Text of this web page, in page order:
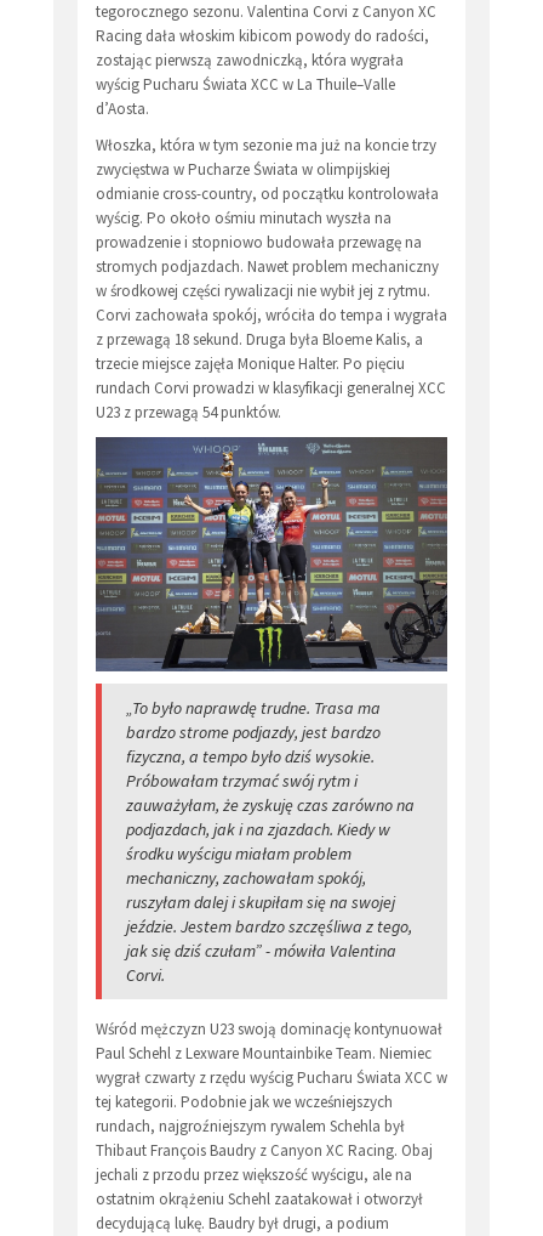
tegorocznego sezonu. Valentina Corvi z Canyon XC
Racing dała włoskim kibicom powody do radości,
zostając pierwszą zawodniczką, która wygrała
wyścig Pucharu Świata XCC w La Thuile–Valle
d’Aosta.
Włoszka, która w tym sezonie ma już na koncie trzy
zwycięstwa w Pucharze Świata w olimpijskiej
odmianie cross-country, od początku kontrolowała
wyścig. Po około ośmiu minutach wyszła na
prowadzenie i stopniowo budowała przewagę na
stromych podjazdach. Nawet problem mechaniczny
w środkowej części rywalizacji nie wybił jej z rytmu.
Corvi zachowała spokój, wróciła do tempa i wygrała
z przewagą 18 sekund. Druga była Bloeme Kalis, a
trzecie miejsce zajęła Monique Halter. Po pięciu
rundach Corvi prowadzi w klasyfikacji generalnej XCC
U23 z przewagą 54 punktów.
„To było naprawdę trudne. Trasa ma
bardzo strome podjazdy, jest bardzo
fizyczna, a tempo było dziś wysokie.
Próbowałam trzymać swój rytm i
zauważyłam, że zyskuję czas zarówno na
podjazdach, jak i na zjazdach. Kiedy w
środku wyścigu miałam problem
mechaniczny, zachowałam spokój,
ruszyłam dalej i skupiłam się na swojej
jeździe. Jestem bardzo szczęśliwa z tego,
jak się dziś czułam” - mówiła Valentina
Corvi.
Wśród mężczyzn U23 swoją dominację kontynuował
Paul Schehl z Lexware Mountainbike Team. Niemiec
wygrał czwarty z rzędu wyścig Pucharu Świata XCC w
tej kategorii. Podobnie jak we wcześniejszych
rundach, najgroźniejszym rywalem Schehla był
Thibaut François Baudry z Canyon XC Racing. Obaj
jechali z przodu przez większość wyścigu, ale na
ostatnim okrążeniu Schehl zaatakował i otworzył
decydującą lukę. Baudry był drugi, a podium